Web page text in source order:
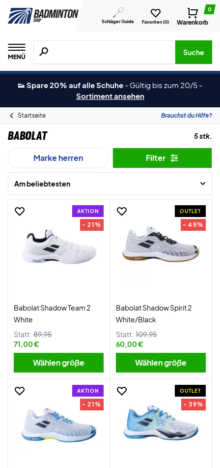
Schläger Guide Favoriten (0)
0
Warenkorb
MENÜ
Suche nach Produkten, Marken usw.
Suche
👟 Spare 20% auf alle Schuhe - Gültig bis zum 20/5 -
Sortiment ansehen
Startseite Brauchst du Hilfe?
Babolat 5 stk.
Marke herren Filter
Am beliebtesten
AKTION
- 21%
Babolat Shadow Team 2
White
Statt: 89,95
71,00 €
Wählen größe
OUTLET
- 45%
Babolat Shadow Spirit 2
White/Black
Statt: 109,95
60,00 €
Wählen größe
AKTION
- 21%
OUTLET
- 39%